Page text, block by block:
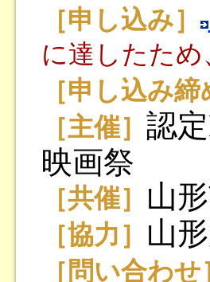
［申し込み］
に達したた
［申し込み締
［主催］ 認
映画祭
［共催］ 山
［協力］ 山
［問い合わせ